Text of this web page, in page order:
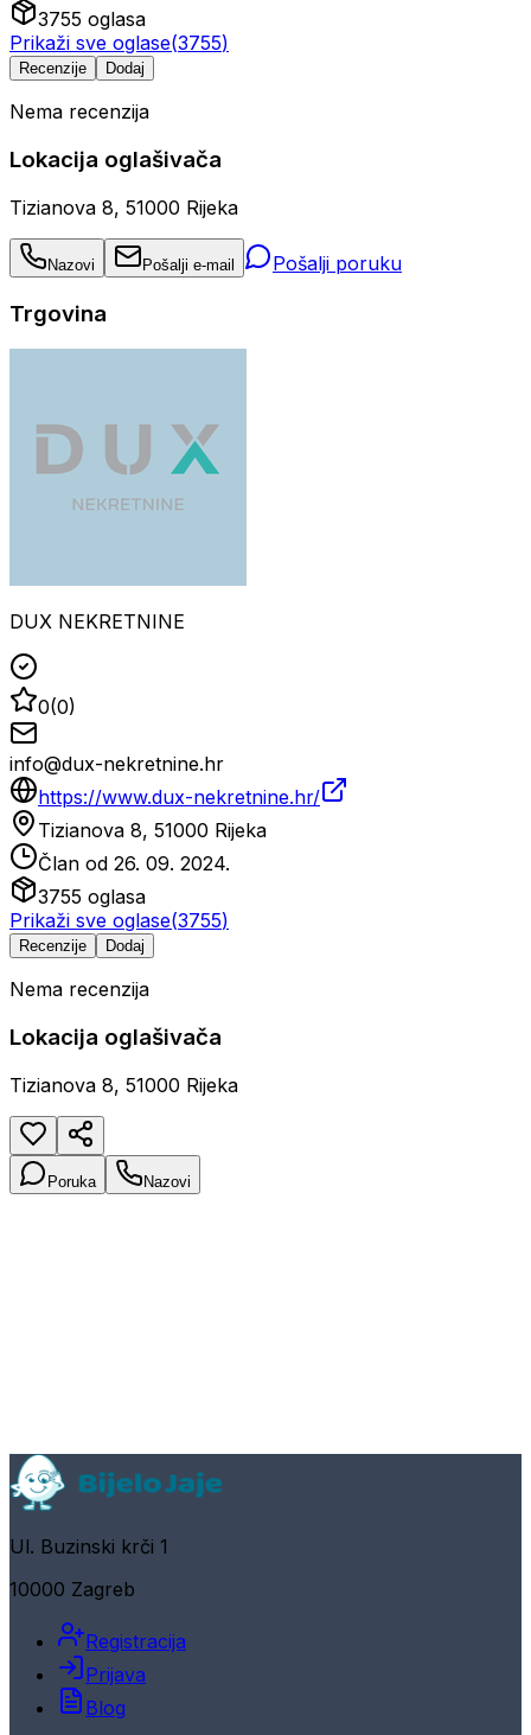
3755 oglasa
Prikaži sve oglase(3755)
Recenzije Dodaj
Nema recenzija
Lokacija oglašivača
Tizianova 8, 51000 Rijeka
Nazovi Pošalji e-mail Pošalji poruku
Trgovina
DUX NEKRETNINE
0(0)
info@dux-nekretnine.hr
https://www.dux-nekretnine.hr/
Tizianova 8, 51000 Rijeka
Član od 26. 09. 2024.
3755 oglasa
Prikaži sve oglase(3755)
Recenzije Dodaj
Nema recenzija
Lokacija oglašivača
Tizianova 8, 51000 Rijeka
Poruka Nazovi
Ul. Buzinski krči 1
10000 Zagreb
Registracija
Prijava
Blog